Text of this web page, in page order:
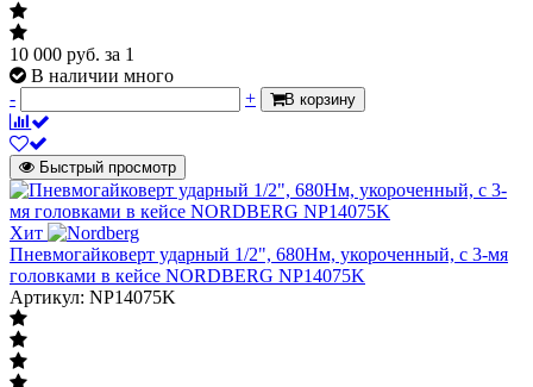
10 000 руб. за 1
В наличии много
-
+ В корзину
Быстрый просмотр
Хит
Пневмогайковерт ударный 1/2", 680Нм, укороченный, с 3-мя
головками в кейсе NORDBERG NP14075K
Артикул: NP14075K